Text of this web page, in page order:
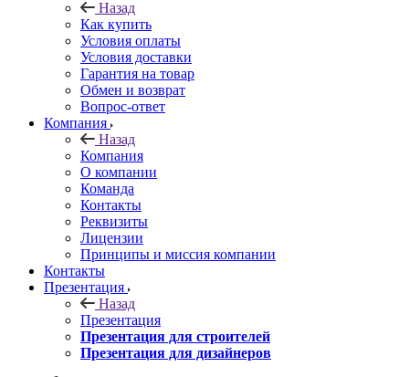
Назад
Как купить
Условия оплаты
Условия доставки
Гарантия на товар
Обмен и возврат
Вопрос-ответ
Компания
Назад
Компания
О компании
Команда
Контакты
Реквизиты
Лицензии
Принципы и миссия компании
Контакты
Презентация
Назад
Презентация
Презентация для строителей
Презентация для дизайнеров